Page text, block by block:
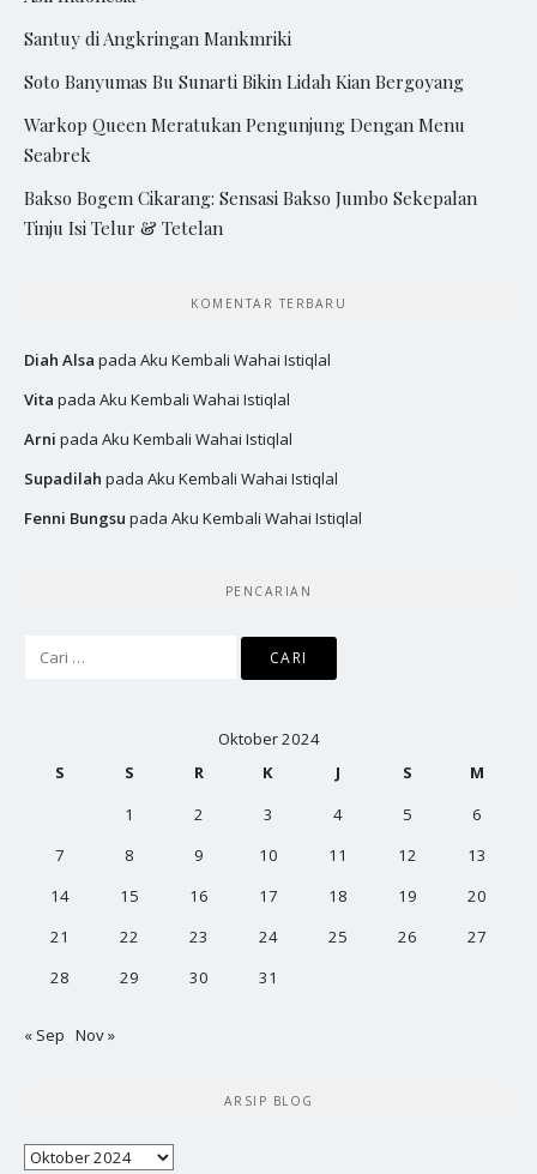
Santuy di Angkringan Mankmriki
Soto Banyumas Bu Sunarti Bikin Lidah Kian Bergoyang
Warkop Queen Meratukan Pengunjung Dengan Menu
Seabrek
Bakso Bogem Cikarang: Sensasi Bakso Jumbo Sekepalan
Tinju Isi Telur & Tetelan
KOMENTAR TERBARU
Diah Alsa pada Aku Kembali Wahai Istiqlal
Vita pada Aku Kembali Wahai Istiqlal
Arni pada Aku Kembali Wahai Istiqlal
Supadilah pada Aku Kembali Wahai Istiqlal
Fenni Bungsu pada Aku Kembali Wahai Istiqlal
PENCARIAN
Oktober 2024
S
S R K J S
M
1
2 3 4 5
6
7
8 9 10 11 12
13
14
15 16 17 18 19
20
21
22 23 24 25 26
27
28
29 30 31
« Sep Nov »
ARSIP BLOG
Arsip